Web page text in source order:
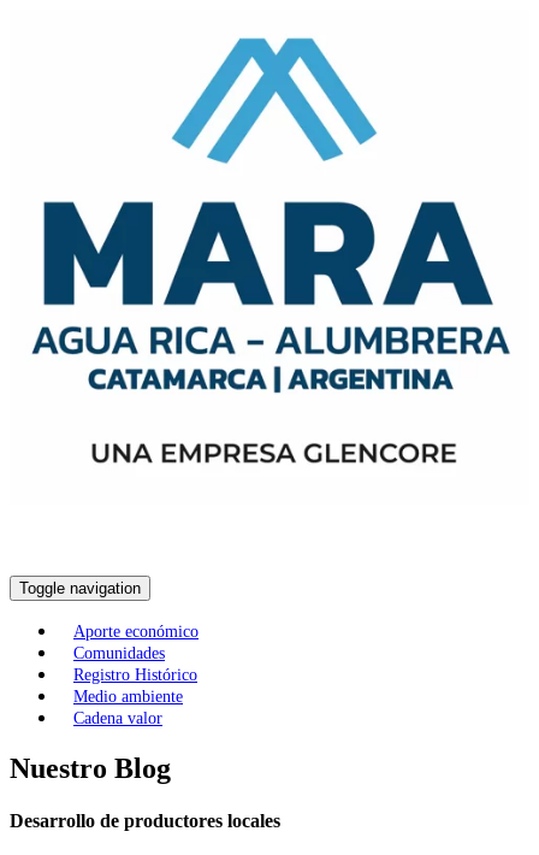
Toggle navigation
Aporte económico
Comunidades
Registro Histórico
Medio ambiente
Cadena valor
Nuestro Blog
Desarrollo de productores locales